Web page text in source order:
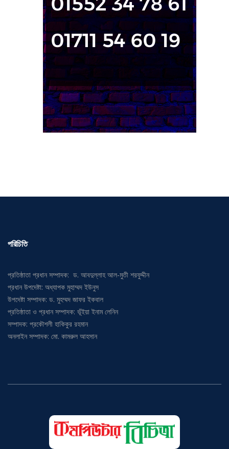
পরিচিতি
প্রতিষ্ঠাতা প্রধান সম্পাদক: ড. আবদুল্লাহ আল-মুতী শরফুদ্দীন
প্রধান উপদেষ্টা: অধ্যাপক মুহাম্মদ ইউনুস
উপদেষ্টা সম্পাদক: ড. মুহম্মদ জাফর ইকবাল
প্রতিষ্ঠাতা ও প্রধান সম্পাদক: ভূঁইয়া ইনাম লেনিন
সম্পাদক: প্রকৌশলী হাকিকুর রহমান
অনলাইন সম্পাদক: মো. কামরুল আহসান